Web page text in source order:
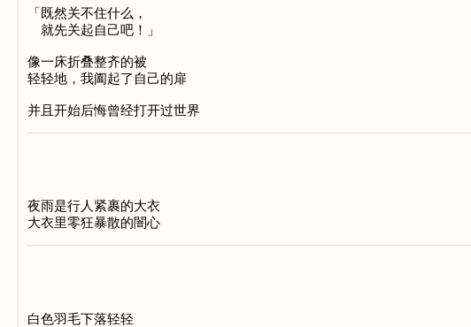
「既然关不住什么，
就先关起自己吧！」
像一床折叠整齐的被
轻轻地，我阖起了自己的扉
并且开始后悔曾经打开过世界
夜雨是行人紧裹的大衣
大衣里零狂暴散的闇心
白色羽毛下落轻轻